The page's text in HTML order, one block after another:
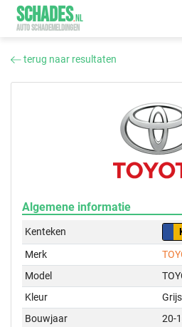
SCHADES.NL
AUTO SCHADEMELDINGEN
terug naar resultaten
Algemene informatie
Kenteken
Merk
Model
Kleur
Grijs
Bouwjaar
20-